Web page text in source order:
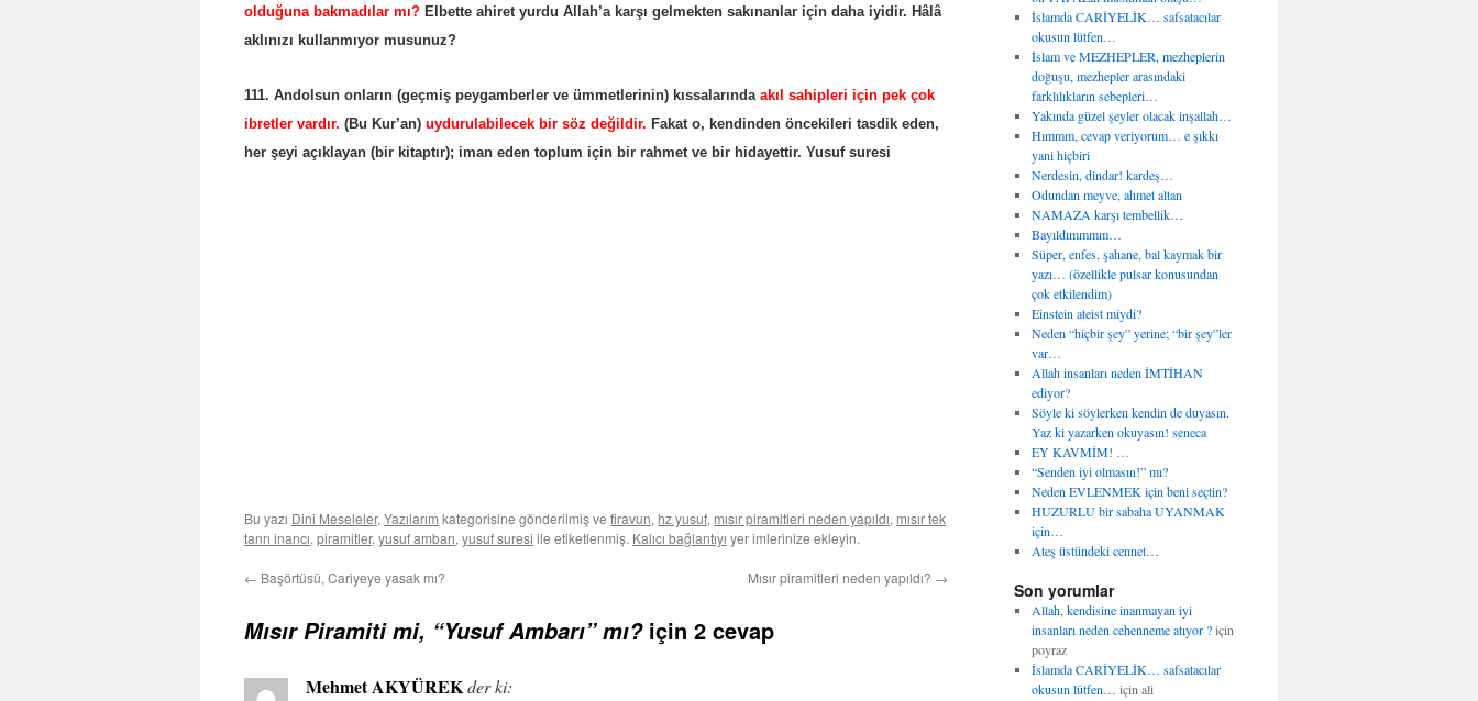
olduğuna bakmadılar mı? Elbette ahiret yurdu Allah’a karşı gelmekten sakınanlar için daha iyidir. Hâlâ
aklınızı kullanmıyor musunuz?
111. Andolsun onların (geçmiş peygamberler ve ümmetlerinin) kıssalarında akıl sahipleri için pek çok
ibretler vardır. (Bu Kur’an) uydurulabilecek bir söz değildir. Fakat o, kendinden öncekileri tasdik eden,
her şeyi açıklayan (bir kitaptır); iman eden toplum için bir rahmet ve bir hidayettir. Yusuf suresi
Bu yazı Dini Meseleler, Yazılarım kategorisine gönderilmiş ve firavun, hz yusuf, mısır piramitleri neden yapıldı, mısır tek
tanrı inancı, piramitler, yusuf ambarı, yusuf suresi ile etiketlenmiş. Kalıcı bağlantıyı yer imlerinize ekleyin.
← Başörtüsü, Cariyeye yasak mı? Mısır piramitleri neden yapıldı? →
Mısır Piramiti mi, “Yusuf Ambarı” mı?için 2 cevap
Mehmet AKYÜREKder ki:
İslamda CARİYELİK… safsatacılar
okusun lütfen…
İslam ve MEZHEPLER, mezheplerin
doğuşu, mezhepler arasındaki
farklılıkların sebepleri…
Yakında güzel şeyler olacak inşallah…
Hımmm, cevap veriyorum… e şıkkı
yani hiçbiri
Nerdesin, dindar! kardeş…
Odundan meyve, ahmet altan
NAMAZA karşı tembellik…
Bayıldımmmm…
Süper, enfes, şahane, bal kaymak bir
yazı… (özellikle pulsar konusundan
çok etkilendim)
Einstein ateist miydi?
Neden “hiçbir şey” yerine; “bir şey”ler
var…
Allah insanları neden İMTİHAN
ediyor?
Söyle ki söylerken kendin de duyasın.
Yaz ki yazarken okuyasın! seneca
EY KAVMİM! …
“Senden iyi olmasın!” mı?
Neden EVLENMEK için beni seçtin?
HUZURLU bir sabaha UYANMAK
için…
Ateş üstündeki cennet…
Son yorumlar
Allah, kendisine inanmayan iyi
insanları neden cehenneme atıyor ?için
poyraz
İslamda CARİYELİK… safsatacılar
okusun lütfen… için ali